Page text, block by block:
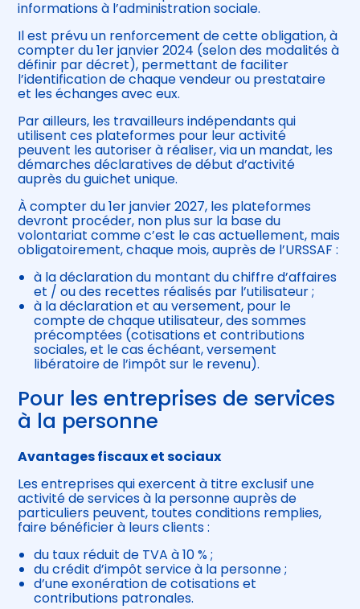
informations à l’administration sociale.
Il est prévu un renforcement de cette obligation, à
compter du 1er janvier 2024 (selon des modalités à
définir par décret), permettant de faciliter
l’identification de chaque vendeur ou prestataire
et les échanges avec eux.
Par ailleurs, les travailleurs indépendants qui
utilisent ces plateformes pour leur activité
peuvent les autoriser à réaliser, via un mandat, les
démarches déclaratives de début d’activité
auprès du guichet unique.
À compter du 1er janvier 2027, les plateformes
devront procéder, non plus sur la base du
volontariat comme c’est le cas actuellement, mais
obligatoirement, chaque mois, auprès de l’URSSAF :
à la déclaration du montant du chiffre d’affaires
et / ou des recettes réalisés par l’utilisateur ;
à la déclaration et au versement, pour le
compte de chaque utilisateur, des sommes
précomptées (cotisations et contributions
sociales, et le cas échéant, versement
libératoire de l’impôt sur le revenu).
Pour les entreprises de services
à la personne
Avantages fiscaux et sociaux
Les entreprises qui exercent à titre exclusif une
activité de services à la personne auprès de
particuliers peuvent, toutes conditions remplies,
faire bénéficier à leurs clients :
du taux réduit de TVA à 10 % ;
du crédit d’impôt service à la personne ;
d’une exonération de cotisations et
contributions patronales.